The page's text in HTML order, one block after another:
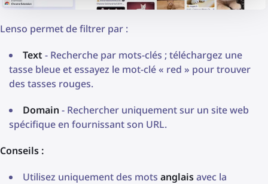
Lenso permet de filtrer par :
Text - Recherche par mots-clés ; téléchargez une
tasse bleue et essayez le mot-clé « red » pour trouver
des tasses rouges.
Domain - Rechercher uniquement sur un site web
spécifique en fournissant son URL.
Conseils :
Utilisez uniquement des mots anglaisavec la